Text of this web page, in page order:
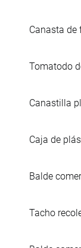
Canasta de
Tomatodo
Canastilla
Caja de
Balde
Tacho